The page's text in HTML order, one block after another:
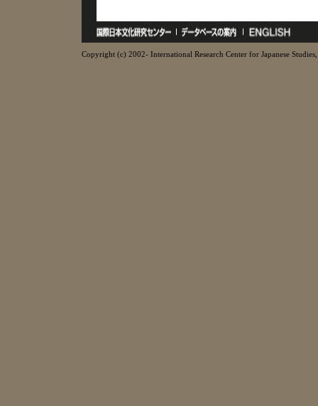
Copyright (c) 2002- International Research Center for Japanese